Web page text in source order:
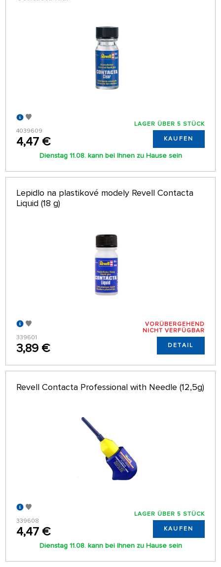
4039609
4,47 €
LAGER ÜBER 5 STÜCK
KAUFEN
Dienstag 11.08. kann bei Ihnen zu Hause sein
Lepidlo na plastikové modely Revell Contacta
Liquid (18 g)
339601
3,89 €
VORÜBERGEHEND
NICHT VERFÜGBAR
DETAIL
Revell Contacta Professional with Needle (12,5g)
339608
4,47 €
LAGER ÜBER 5 STÜCK
KAUFEN
Dienstag 11.08. kann bei Ihnen zu Hause sein